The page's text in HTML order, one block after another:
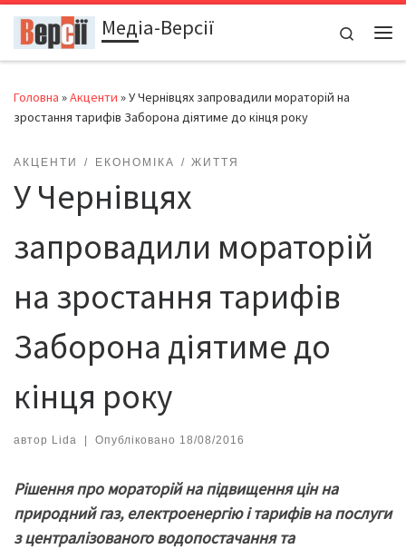
Перейти до вмістуМедіа-Версії
Search
Головна »Акценти »У Чернівцях запровадили мораторій на
зростання тарифів Заборона діятиме до кінця року
АКЦЕНТИ ЕКОНОМІКА ЖИТТЯ
У Чернівцях
запровадили мораторій
на зростання тарифів
Заборона діятиме до
кінця року
автор Lida | Опубліковано 18/08/2016
Рішення про мораторій на підвищення цін на
природний газ, електроенергію і тарифів на послуги
з централізованого водопостачання та